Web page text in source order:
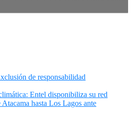
de responsabilidad